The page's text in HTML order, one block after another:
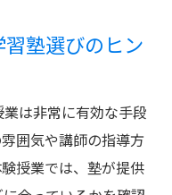
塾選びのヒン
は非常に有効な手段
囲気や講師の指導方
授業では、塾が提供